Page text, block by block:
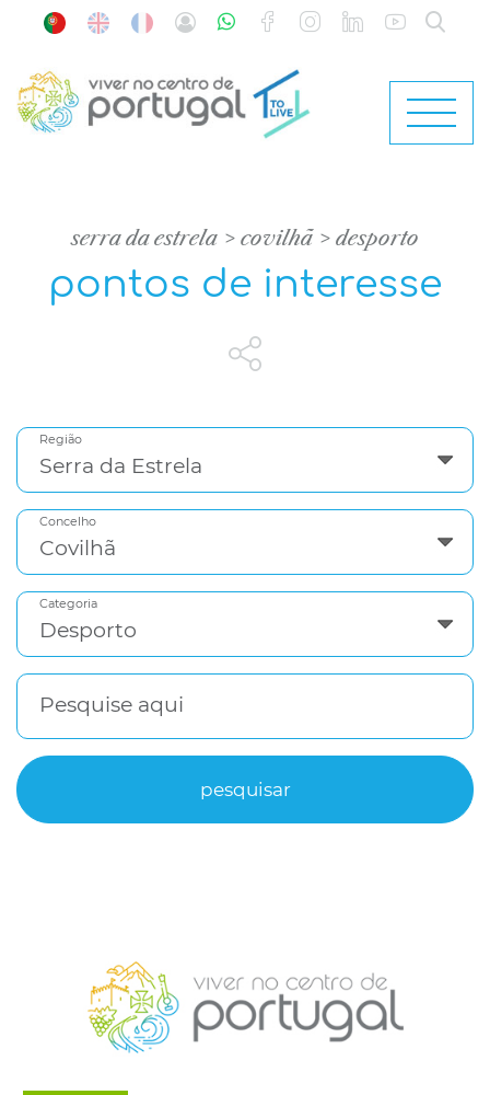
serra da estrela covilhã desporto
pontos de interesse
Região
Concelho
Categoria
Pesquise aqui